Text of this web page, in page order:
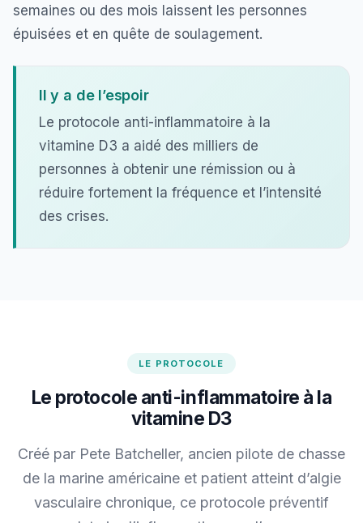
semaines ou des mois laissent les personnes
épuisées et en quête de soulagement.
Il y a de l’espoir
Le protocole anti-inflammatoire à la
vitamine D3 a aidé des milliers de
personnes à obtenir une rémission ou à
réduire fortement la fréquence et l’intensité
des crises.
LE PROTOCOLE
Le protocole anti-inflammatoire à la
vitamine D3
Créé par Pete Batcheller, ancien pilote de chasse
de la marine américaine et patient atteint d’algie
vasculaire chronique, ce protocole préventif